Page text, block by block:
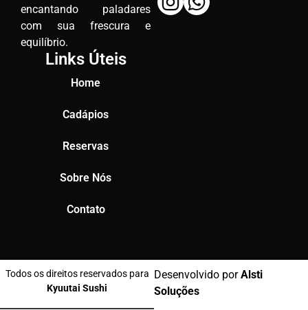
encantando paladares
com sua frescura e
equilíbrio.
Links Úteis
Home
Cadápios
Reservas
Sobre Nós
Contato
Todos os direitos reservados para
Kyuutai Sushi
Desenvolvido porAlsti
Soluções